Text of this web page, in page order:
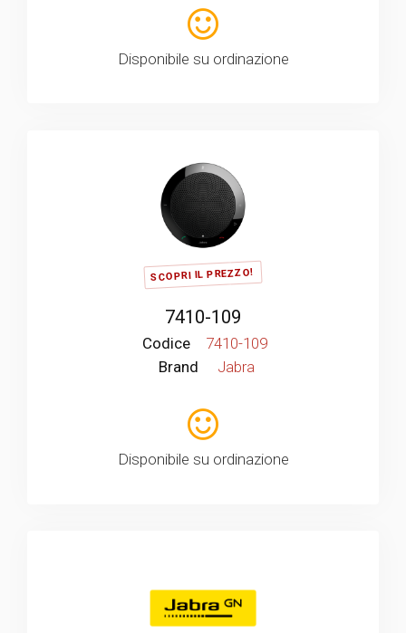
Disponibile su ordinazione
SCOPRI IL PREZZO!
7410-109
Codice
7410-109
Brand
Jabra
Disponibile su ordinazione